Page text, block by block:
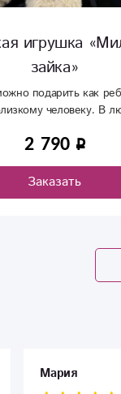
любом
Мария